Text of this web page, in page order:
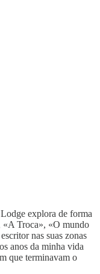
explora de forma
«A Troca», «O mundo
nas suas zonas
anos da minha vida
que terminavam o